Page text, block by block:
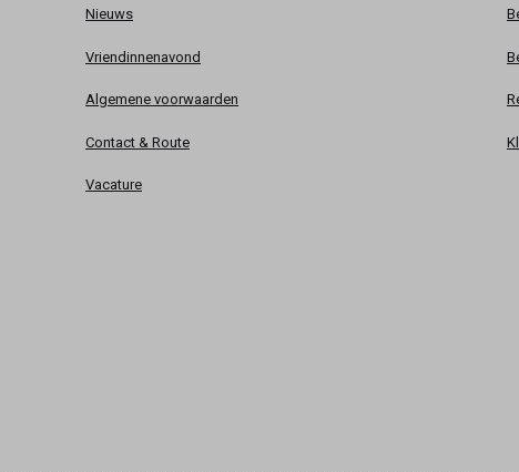
Nieuws
Vriendinnenavond
Algemene voorwaarden
Contact & Route
Vacature